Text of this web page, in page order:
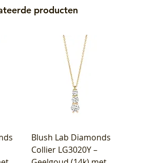
producten
Blush Lab Diamonds
Collier LG3020Y –